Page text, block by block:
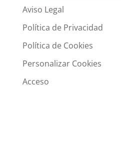
Aviso Legal
Política de Privacidad
Política de Cookies
Personalizar Cookies
Acceso